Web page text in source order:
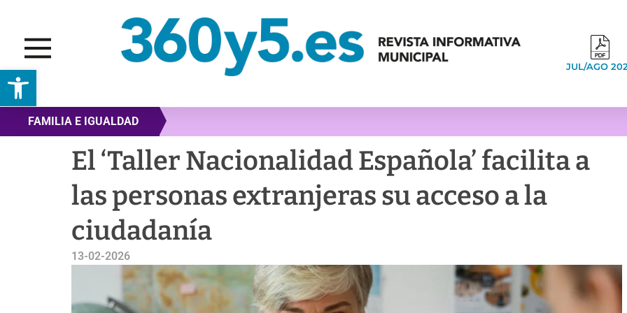
Abrir barra de herramientas JUL/AGO
FAMILIA E IGUALDAD
El ‘Taller Nacionalidad Española’ facilita a
las personas extranjeras su acceso a la
ciudadanía
13-02-2026